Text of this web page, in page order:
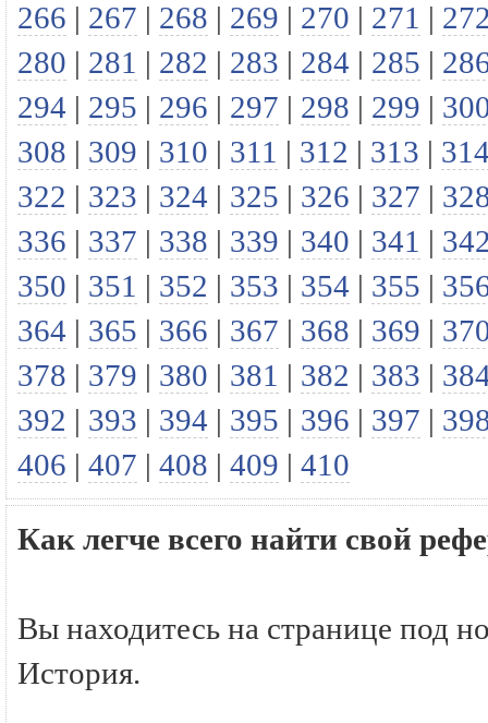
266 | 267 | 268 | 269 | 270 | 271 |
280 | 281 | 282 | 283 | 284 | 285 |
294 | 295 | 296 | 297 | 298 | 299 |
308 | 309 | 310 | 311 | 312 | 313 |
322 | 323 | 324 | 325 | 326 | 327 |
336 | 337 | 338 | 339 | 340 | 341 |
350 | 351 | 352 | 353 | 354 | 355 |
364 | 365 | 366 | 367 | 368 | 369 |
378 | 379 | 380 | 381 | 382 | 383 |
392 | 393 | 394 | 395 | 396 | 397 |
406 | 407 | 408 | 409 | 410
Как легче всего найти свой
Вы находитесь на странице под
История.